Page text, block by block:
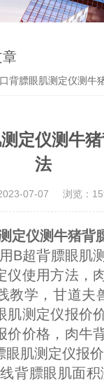
背膘眼肌测定仪测牛猪背
定仪测牛
法
07-07 浏览：
定仪测牛猪背
B超背膘眼肌
仪使用方法，
教学，甘道夫
肌测定仪报价
价价格，肉牛
肌测定仪报价
背膘眼肌面积